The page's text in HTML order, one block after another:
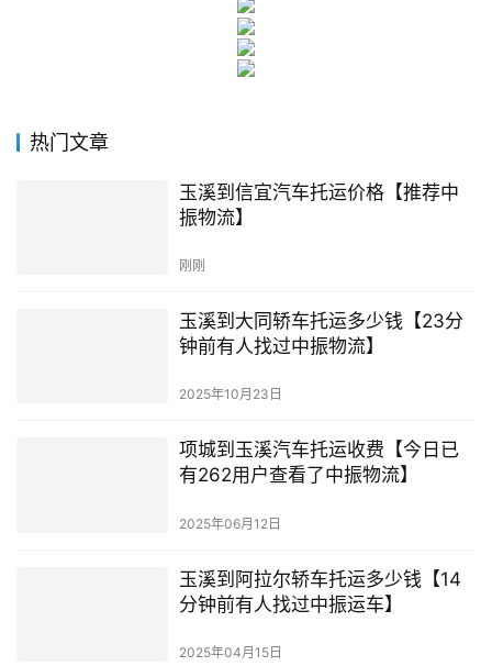
热门文章
玉溪到信宜汽车托运价格【推荐中
振物流】
刚刚
玉溪到大同轿车托运多少钱【23分
钟前有人找过中振物流】
2025年10月23日
项城到玉溪汽车托运收费【今日已
有262用户查看了中振物流】
2025年06月12日
玉溪到阿拉尔轿车托运多少钱【14
分钟前有人找过中振运车】
2025年04月15日